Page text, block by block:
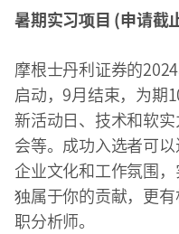
暑期实习项目 (申请
摩根士丹利证券的
启动，9月结束，为期
新活动日、技术和软
会等。成功入选者可
企业文化和工作氛围
独属于你的贡献，更
职分析师。